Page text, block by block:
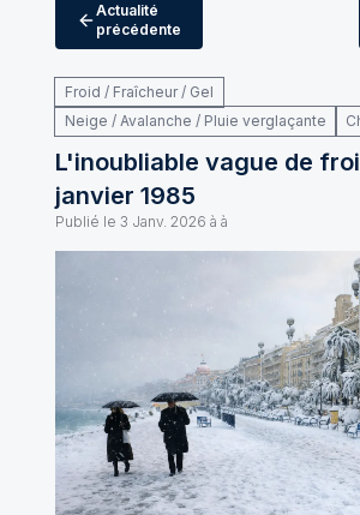
Actualité
précédente
Froid / Fraîcheur / Gel
Neige / Avalanche / Pluie verglaçante
L'inoubliable vague de
janvier 1985
Publié le 3 Janv. 2026 à à